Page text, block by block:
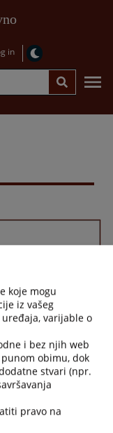
in
koje mogu
iz vašeg
varijable o
i bez njih web
obimu, dok
stvari (npr.
pravo na